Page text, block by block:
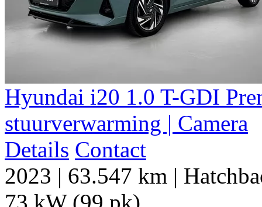
Hyundai i20 1.0 T-GDI
stuurverwarming | Camera
Details Contact
2023 | 63.547 km |